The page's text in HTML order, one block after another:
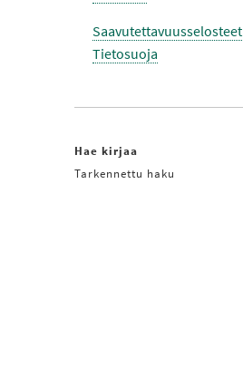
Saavutettavuusselosteet
Tietosuoja
Hae kirjaa
Tarkennettu haku